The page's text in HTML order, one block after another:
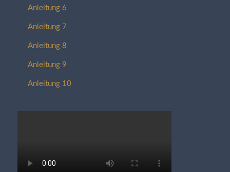
Anleitung 6
Anleitung 7
Anleitung 8
Anleitung 9
Anleitung 10